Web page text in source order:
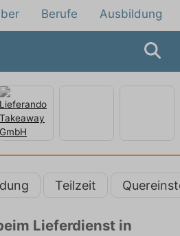
Berufe Ausbildung
Teilzeit
Lieferdienst in